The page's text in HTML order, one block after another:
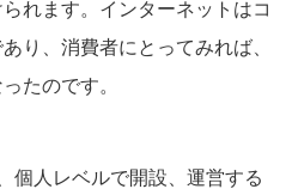
れます。インターネットはコ
り、消費者にとってみれば、
たのです。
個人レベルで開設、運営する